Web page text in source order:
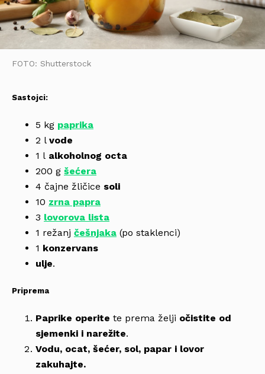
FOTO: Shutterstock
Sastojci:
5 kg paprika
2 l vode
1 l alkoholnog octa
200 g šećera
4 čajne žličice soli
10 zrna papra
3 lovorova lista
1 režanj češnjaka (po staklenci)
1 konzervans
ulje.
Priprema
Paprike operite te prema želji očistite od
sjemenki i narežite.
Vodu, ocat, šećer, sol, papar i lovor
zakuhajte.